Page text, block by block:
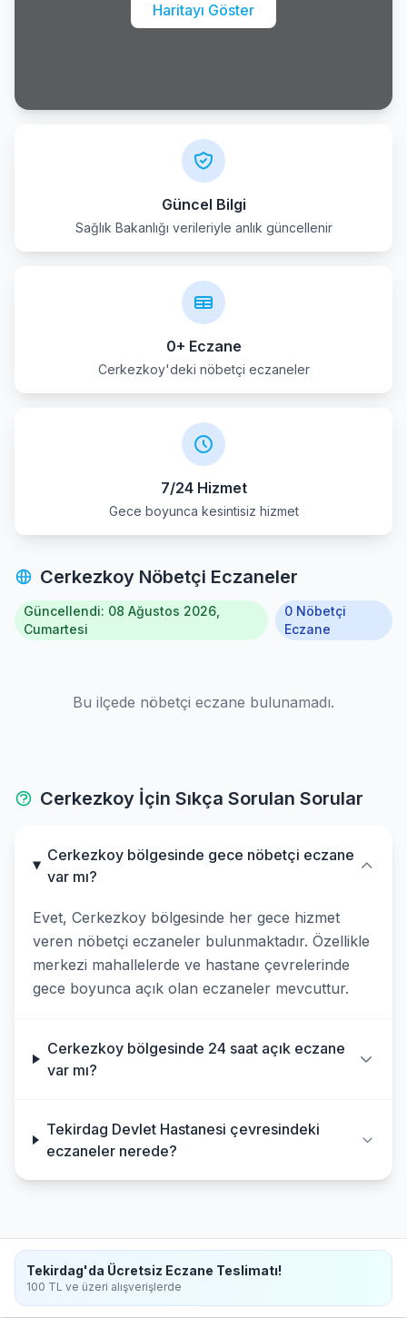
Haritayı Göster
Güncel Bilgi
Sağlık Bakanlığı verileriyle anlık güncellenir
0+ Eczane
Cerkezkoy'deki nöbetçi eczaneler
7/24 Hizmet
Gece boyunca kesintisiz hizmet
Cerkezkoy Nöbetçi Eczaneler
Güncellendi: 08 Ağustos 2026,
Cumartesi
0 Nöbetçi
Eczane
Bu ilçede nöbetçi eczane bulunamadı.
Cerkezkoy İçin Sıkça Sorulan Sorular
Cerkezkoy bölgesinde gece nöbetçi eczane
var mı?
Evet, Cerkezkoy bölgesinde her gece hizmet
veren nöbetçi eczaneler bulunmaktadır. Özellikle
merkezi mahallelerde ve hastane çevrelerinde
gece boyunca açık olan eczaneler mevcuttur.
Cerkezkoy bölgesinde 24 saat açık eczane
var mı?
Tekirdag Devlet Hastanesi çevresindeki
eczaneler nerede?
Tekirdag'da Ücretsiz Eczane Teslimatı!
100 TL ve üzeri alışverişlerde